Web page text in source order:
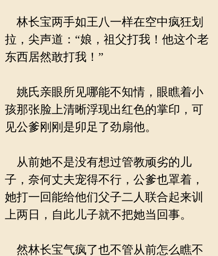
林长宝两手如王八一样在空中疯狂划
拉，尖声道：“娘，祖父打我！他这个老
东西居然敢打我！”
姚氏亲眼所见哪能不知情，眼瞧着小
孩那张脸上清晰浮现出红色的掌印，可
见公爹刚刚是卯足了劲扇他。
从前她不是没有想过管教顽劣的儿
子，奈何丈夫宠得不行，公爹也罩着，
她打一回能给他们父子二人联合起来训
上两日，自此儿子就不把她当回事。
然林长宝气疯了也不管从前怎么瞧不